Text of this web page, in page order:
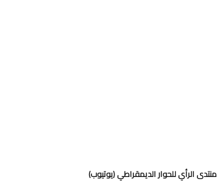
منتدى الرأي للحوار الديمقراطي (يوتيوب)